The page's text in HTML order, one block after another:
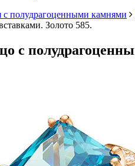
с полудрагоценными камнями
Золото 585.
с